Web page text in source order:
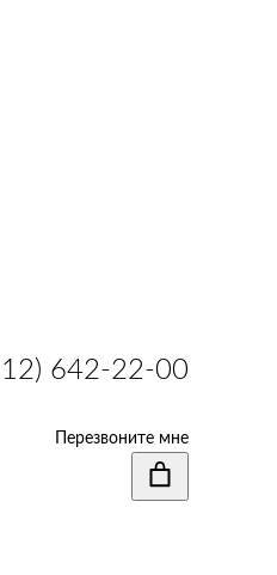
642-22-00
Перезвоните мне